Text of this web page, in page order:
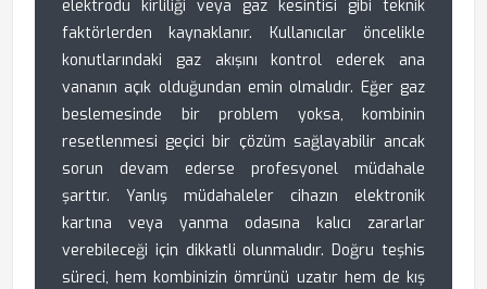
elektrodu kirliliği veya gaz kesintisi gibi teknik
faktörlerden kaynaklanır. Kullanıcılar öncelikle
konutlarındaki gaz akışını kontrol ederek ana
vananın açık olduğundan emin olmalıdır. Eğer gaz
beslemesinde bir problem yoksa, kombinin
resetlenmesi geçici bir çözüm sağlayabilir ancak
sorun devam ederse profesyonel müdahale
şarttır. Yanlış müdahaleler cihazın elektronik
kartına veya yanma odasına kalıcı zararlar
verebileceği için dikkatli olunmalıdır. Doğru teşhis
süreci, hem kombinizin ömrünü uzatır hem de kış